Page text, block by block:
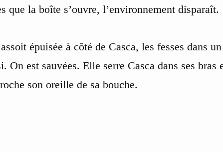
que la boîte s’ouvre, l’environnement disparaît.
épuisée à côté de Casca, les fesses dans un
On est sauvées. Elle serre Casca dans ses bras
son oreille de sa bouche.